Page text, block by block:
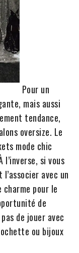
Pour un
mais aussi
tendance,
oversize. Le
mode chic
si vous
avec un
pour le
de
de jouer avec
ou bijoux